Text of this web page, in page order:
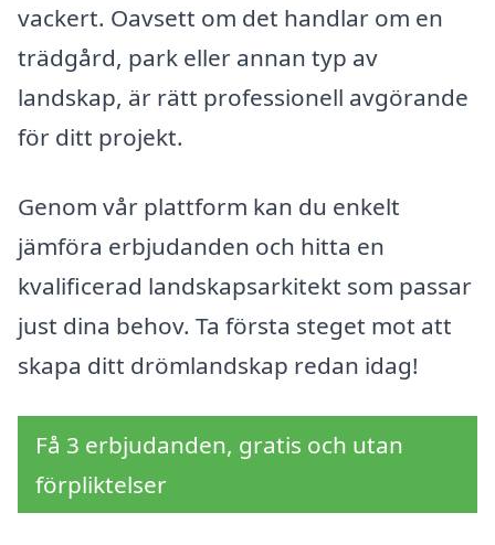
vackert. Oavsett om det handlar om en
trädgård, park eller annan typ av
landskap, är rätt professionell avgörande
för ditt projekt.
Genom vår plattform kan du enkelt
jämföra erbjudanden och hitta en
kvalificerad landskapsarkitekt som passar
just dina behov. Ta första steget mot att
skapa ditt drömlandskap redan idag!
Få 3 erbjudanden, gratis och utan
förpliktelser